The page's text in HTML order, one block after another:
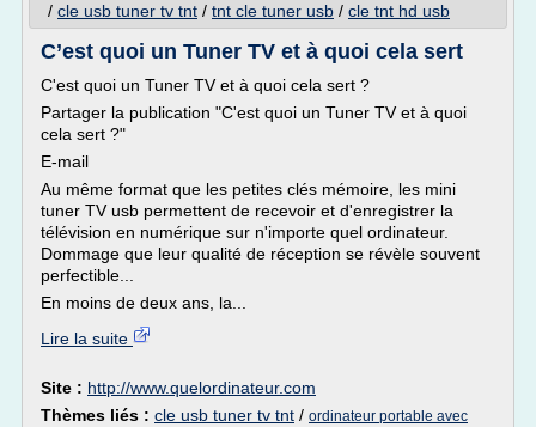
/ cle usb tuner tv tnt / tnt cle tuner usb / cle tnt hd usb
C’est quoi un Tuner TV et à quoi cela sert
C'est quoi un Tuner TV et à quoi cela sert ?
Partager la publication "C'est quoi un Tuner TV et à quoi
cela sert ?"
E-mail
Au même format que les petites clés mémoire, les mini
tuner TV usb permettent de recevoir et d'enregistrer la
télévision en numérique sur n'importe quel ordinateur.
Dommage que leur qualité de réception se révèle souvent
perfectible...
En moins de deux ans, la...
Lire la suite
Site : http://www.quelordinateur.com
Thèmes liés : cle usb tuner tv tnt / ordinateur portable avec